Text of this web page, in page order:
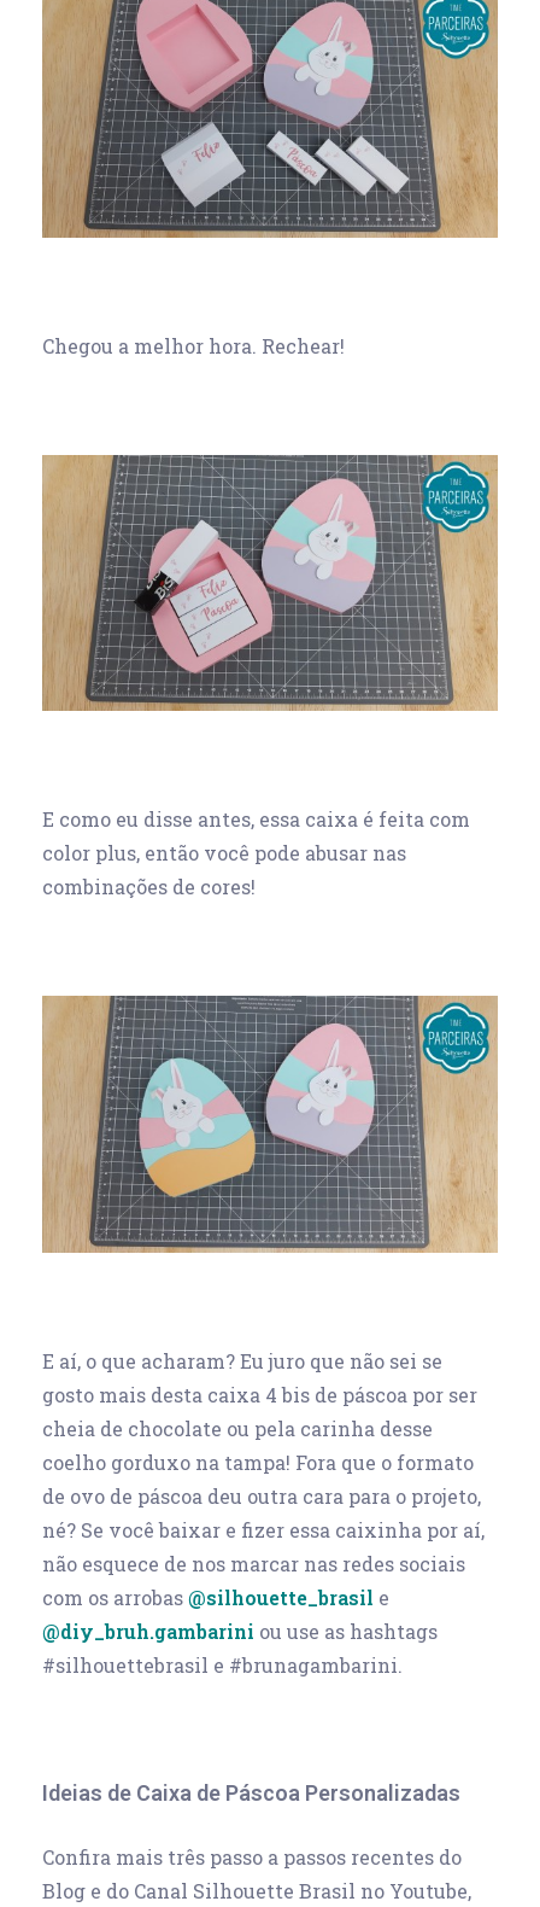
Chegou a melhor hora. Rechear!
E como eu disse antes, essa caixa é feita com
color plus, então você pode abusar nas
combinações de cores!
E aí, o que acharam? Eu juro que não sei se
gosto mais desta caixa 4 bis de páscoa por ser
cheia de chocolate ou pela carinha desse
coelho gorduxo na tampa! Fora que o formato
de ovo de páscoa deu outra cara para o projeto,
né? Se você baixar e fizer essa caixinha por aí,
não esquece de nos marcar nas redes sociais
com os arrobas@silhouette_brasil e
@diy_bruh.gambarini ou use as hashtags
#silhouettebrasil e #brunagambarini.
Ideias de Caixa de Páscoa Personalizadas
Confira mais três passo a passos recentes do
Blog e do Canal Silhouette Brasil no Youtube,